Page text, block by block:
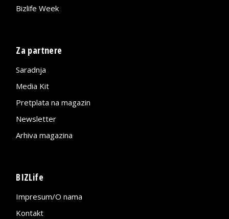
Bizlife Week
Za partnere
Saradnja
Media Kit
Pretplata na magazin
Newsletter
Arhiva magazina
BIZLife
Impresum/O nama
Kontakt